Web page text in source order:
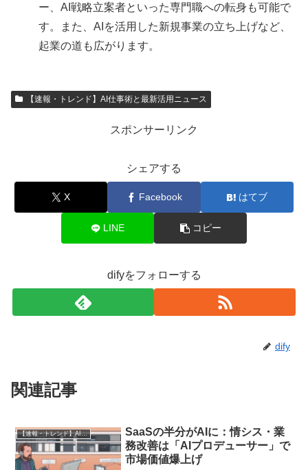
ー、AI戦略立案者といった専門職への転身も可能で
す。また、AIを活用した新規事業の立ち上げなど、
起業の道も広がります。
【速報・トレンド】AI仕事術と最新活用ニュース
スポンサーリンク
シェアする
X Facebook はてブ
LINE コピー
difyをフォローする
dify
関連記事
【速報・トレンド】AI仕事術と最新活用ニュース
SaaSの半分がAIに：情シス・業
務改善は「AIプロデューサー」で
市場価値爆上げ